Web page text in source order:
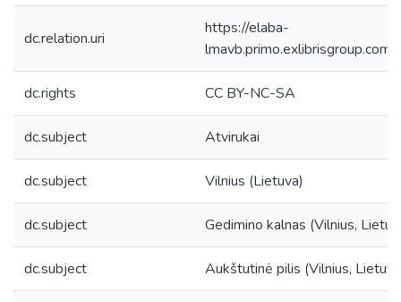
dc.relation.uri
https://elaba-
dc.rights CC BY-NC-SA
dc.subject Atvirukai
dc.subject Vilnius (Lietuva)
dc.subject Gedimino kalnas (Vilnius,
dc.subject Aukštutinė pilis (Vilnius,